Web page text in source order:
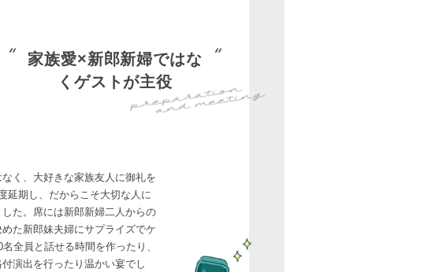
家族愛×新郎新婦ではな
くゲストが主役
く、大好きな家族友人に御礼を
延期し、だからこそ大切な人に
た。席には新郎新婦二人からの
た新郎妹夫婦にサプライズでケ
全員と話せる時間を作ったり、
演出を行ったり温かい宴でし